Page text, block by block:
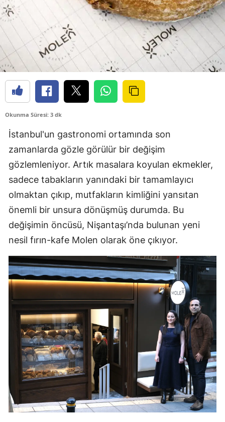
Okunma Süresi: 3 dk
İstanbul'un gastronomi ortamında son
zamanlarda gözle görülür bir değişim
gözlemleniyor. Artık masalara koyulan ekmekler,
sadece tabakların yanındaki bir tamamlayıcı
olmaktan çıkıp, mutfakların kimliğini yansıtan
önemli bir unsura dönüşmüş durumda. Bu
değişimin öncüsü, Nişantaşı’nda bulunan yeni
nesil fırın-kafe Molen olarak öne çıkıyor.